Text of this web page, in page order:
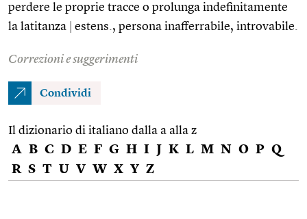
perdere le proprie tracce o prolunga indefinitamente
la latitanza
estens. , persona inafferrabile, introvabile.
Correzioni e suggerimenti
Condividi
Il dizionario di italiano dalla a alla z
A B C D E F G H I J K L M N O P Q
R S T U V W X Y Z